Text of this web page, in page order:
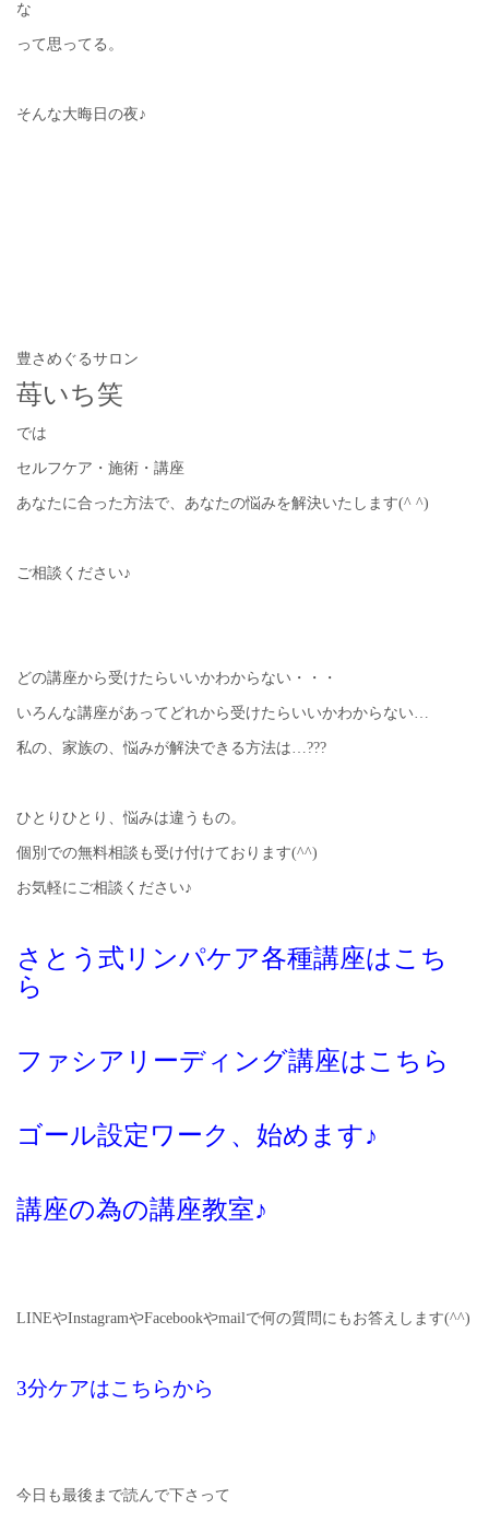
な
って思ってる。
そんな大晦日の夜♪
豊さめぐるサロン
苺いち笑
では
セルフケア・施術・講座
あなたに合った方法で、あなたの悩みを解決いたします(^ ^)
ご相談ください♪
どの講座から受けたらいいかわからない・・・
いろんな講座があってどれから受けたらいいかわからない…
私の、家族の、悩みが解決できる方法は…???
ひとりひとり、悩みは違うもの。
個別での無料相談も受け付けております(^^)
お気軽にご相談ください♪
さとう式リンパケア各種講座はこち
ら
ファシアリーディング講座はこちら
ゴール設定ワーク、始めます♪
講座の為の講座教室♪
LINEやInstagramやFacebookやmailで何の質問にもお答えします(^^)
3分ケアはこちらから
今日も最後まで読んで下さって